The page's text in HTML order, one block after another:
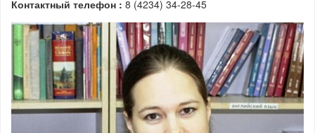
Контактный телефон : 8 (4234) 34-28-45